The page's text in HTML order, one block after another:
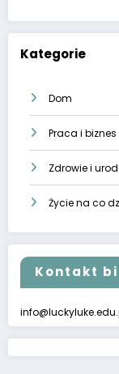
Kategorie
Dom
Praca i biznes
Zdrowie i
Życie na co
Kontakt